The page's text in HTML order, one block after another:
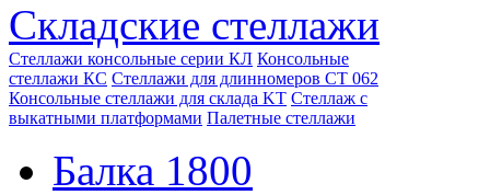
Складские стеллажи
Стеллажи консольные серии КЛ Консольные
стеллажи КС Стеллажи для длинномеров СТ 062
Консольные стеллажи для склада KT Стеллаж с
выкатными платформами Палетные стеллажи
Балка 1800